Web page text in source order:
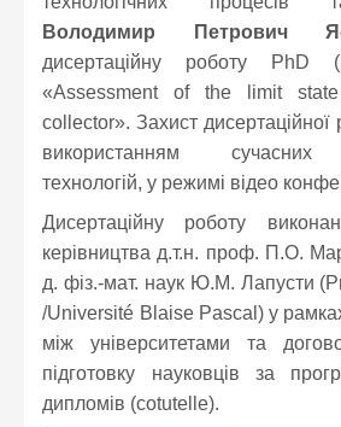
Володимир Петрович
дисертаційну роботу
«Assessment of the limit
collector». Захист дисертаційної
використанням сучасних
технологій, у режимі відео
Дисертаційну роботу
керівництва д.т.н. проф. П.О.
д. фіз.-мат. наук Ю.М. Лапусти
/Université Blaise Pascal) у
між університетами та
підготовку науковців за
дипломів (cotutelle).